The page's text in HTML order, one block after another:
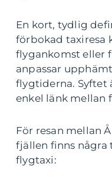
En kort, tydlig
förbokad taxiresa
flygankomst eller
anpassar
flygtiderna. Syftet
enkel länk mellan
För resan mellan
fjällen finns några
flygtaxi: